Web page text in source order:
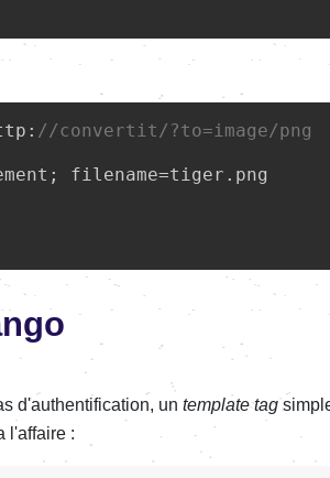
//convertit/?to=image/png
filename=tiger.png
d'authentification, un template tag
l'affaire :